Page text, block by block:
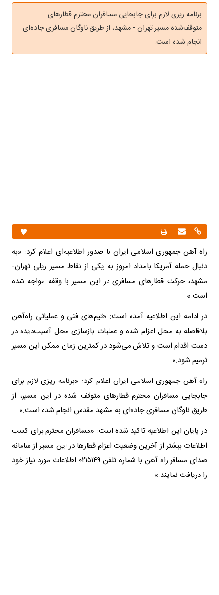
برنامه ریزی لازم برای جابجایی مسافران محترم قطارهای
متوقف‌شده مسیر تهران - مشهد، از طریق ناوگان مسافری جاده‌ای
انجام شده است.
راه آهن جمهوری اسلامی ایران با صدور اطلاعیه‌ای اعلام کرد: «به
دنبال حمله آمریکا بامداد امروز به یکی از نقاط مسیر ریلی تهران-
مشهد، حرکت قطارهای مسافری در این مسیر با وقفه مواجه شده
است.»
در ادامه این اطلاعیه آمده است: «تیم‌های فنی و عملیاتی راه‌آهن
بلافاصله به محل اعزام شده و عملیات بازسازی محل آسیب‌دیده در
دست اقدام است و تلاش می‌شود در کمترین زمان ممکن این مسیر
ترمیم شود.»
راه آهن جمهوری اسلامی ایران اعلام کرد: «برنامه ریزی لازم برای
جابجایی مسافران محترم قطارهای متوقف شده در این مسیر، از
طریق ناوگان مسافری جاده‌ای به مشهد مقدس انجام شده است.»
در پایان این اطلاعیه تاکید شده است: «مسافران محترم برای کسب
اطلاعات بیشتر از آخرین وضعیت اعزام قطارها در این مسیر از سامانه
صدای مسافر راه آهن با شماره تلفن ۰۲۱۵۱۴۹ اطلاعات مورد نیاز خود
را دریافت نمایند.»